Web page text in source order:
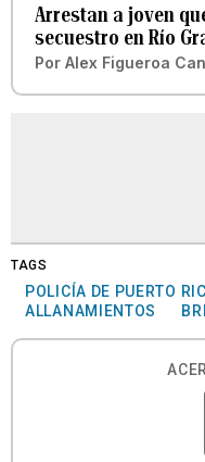
Arrestan a joven
secuestro en Río
Por Alex Figueroa
TAGS
POLICÍA DE PUERTO
ALLANAMIENTOS